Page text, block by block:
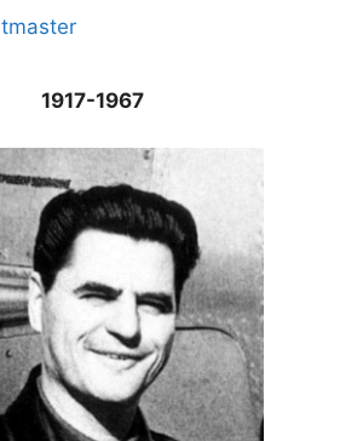
tmaster
1917-1967